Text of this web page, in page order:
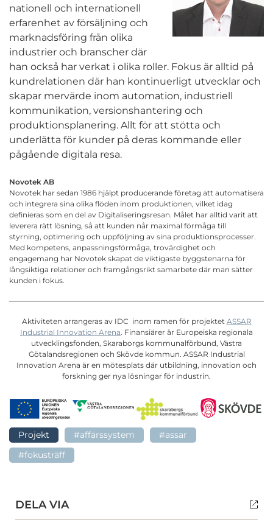
nationell och internationell
erfarenhet av försäljning och
marknadsföring från olika
industrier och branscher där
han också har verkat i olika roller. Fokus är alltid på
kundrelationen där han kontinuerligt utvecklar och
skapar mervärde inom automation, industriell
kommunikation, versionshantering och
produktionsplanering. Allt för att stötta och
underlätta för kunder på deras kommande eller
pågående digitala resa.
Novotek AB
Novotek har sedan 1986 hjälpt producerande företag att automatisera
och integrera sina olika flöden inom produktionen, vilket idag
definieras som en del av Digitaliseringsresan. Målet har alltid varit att
leverera rätt lösning, så att kunden når maximal förmåga till
styrning, optimering och uppföljning av sina produktionsprocesser.
Med kompetens, anpassningsförmåga, trovärdighet och
engagemang har Novotek skapat de viktigaste byggstenarna för
långsiktiga relationer och framgångsrikt samarbete där man sätter
kunden i fokus.
Aktiviteten arrangeras av IDC inom ramen för projektet ASSAR
Industrial Innovation Arena. Finansiärer är Europeiska regionala
utvecklingsfonden, Skaraborgs kommunalförbund, Västra
Götalandsregionen och Skövde kommun. ASSAR Industrial
Innovation Arena är en mötesplats där utbildning, innovation och
forskning ger nya lösningar för industrin.
Projekt #affärssystem
#assar
#fokusträff
DELA VIA